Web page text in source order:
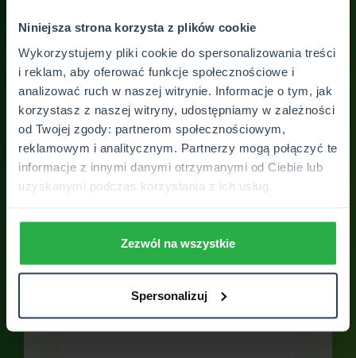
Niniejsza strona korzysta z plików cookie
Wykorzystujemy pliki cookie do spersonalizowania treści
i reklam, aby oferować funkcje społecznościowe i
analizować ruch w naszej witrynie. Informacje o tym, jak
korzystasz z naszej witryny, udostępniamy w zależności
od Twojej zgody: partnerom społecznościowym,
reklamowym i analitycznym. Partnerzy mogą połączyć te
informacje z innymi danymi otrzymanymi od Ciebie lub
uzyskanymi podczas korzystania z ich usług.
Zezwól na wszystkie
Spersonalizuj
Skontaktuj się z
placówką
Skontaktuj się z nami. Odpowiemy na
Twoje wszystkie pytania. Otrzymasz
pełne wsparcie SUPERSPECJALISTY